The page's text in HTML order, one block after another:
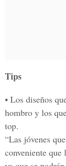
Tips
• Los diseños
hombro y los
top.
“Las jóvenes
conveniente que